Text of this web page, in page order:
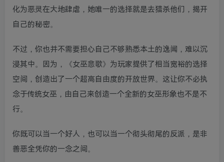
化为恶灵在大地肆虐，她唯一的选择就是去猎杀他们，揭开
自己的秘密。
不过，你也并不需要担心自己不够熟悉本土的逸闻，难以沉
浸其中。因为，《女巫悲歌》为玩家提供了相当宽裕的选择
空间，创造出了一个超高自由度的开放世界。这让你不必执
念于传统女巫，由自己来创造一个全新的女巫形象也不是不
行。
你既可以当一个好人，也可以当一个彻头彻尾的反派，是非
善恶全凭你的一念之间。